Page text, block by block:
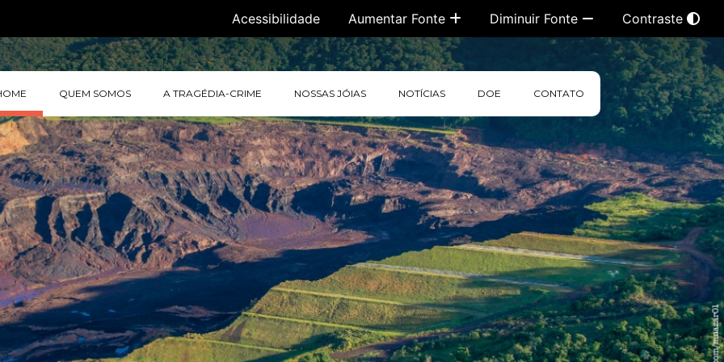
Acessibilidade Aumentar Fonte Diminuir Fonte Contraste
QUEM SOMOS A TRAGÉDIA-CRIME NOSSAS JÓIAS NOTÍCIAS DOE CONTATO